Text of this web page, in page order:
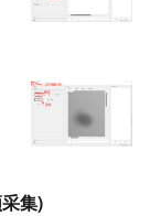
集)